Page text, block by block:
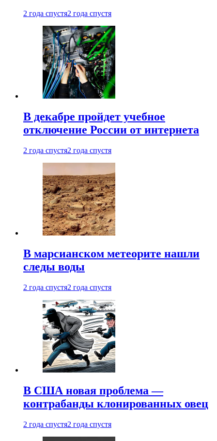
2 года спустя2 года спустя
В декабре пройдет учебное
отключение России от интернета
2 года спустя2 года спустя
В марсианском метеорите нашли
следы воды
2 года спустя2 года спустя
В США новая проблема —
контрабанды клонированных овец
2 года спустя2 года спустя